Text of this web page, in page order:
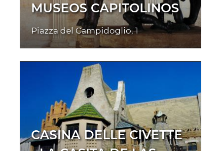
MUSEOS CAPITOLINOS
Piazza del Campidoglio, 1
CASINA DELLE CIVETTE